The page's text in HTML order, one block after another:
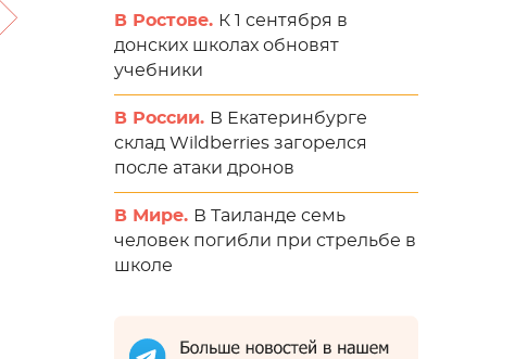
В Ростове. К 1 сентября в
донских школах обновят
учебники
В России. В Екатеринбурге
склад Wildberries загорелся
после атаки дронов
В Мире. В Таиланде семь
человек погибли при стрельбе в
школе